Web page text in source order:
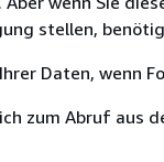
stellen,
Daten, wenn
zum Abruf aus